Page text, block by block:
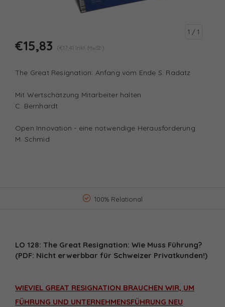
1 / 1
€15,83 (€17,41 Inkl. MwSt.)
The Great Resignation: Anfang vom Ende S. Radatz
Mit Wertschätzung Mitarbeiter halten
C. Bernhardt
Open Innovation - eine notwendige Herausforderung
M. Schmid
100% Relational
LO 128: The Great Resignation: Wie Muss Führung?
(PDF: Nicht erwerbbar für Schweizer Privatkunden!)
WIEVIEL GREAT RESIGNATION BRAUCHEN WIR, UM
FÜHRUNG UND UNTERNEHMENSFÜHRUNG NEU